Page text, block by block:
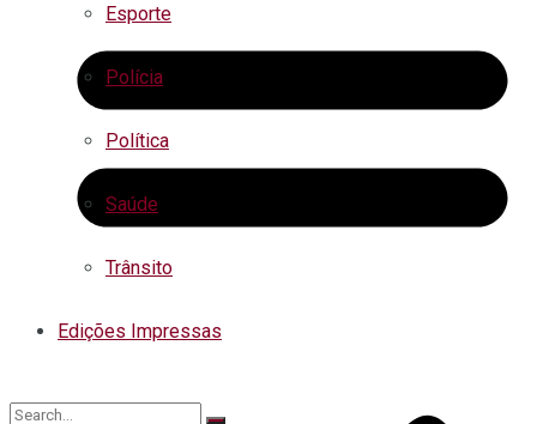
Esporte
Polícia
Política
Saúde
Trânsito
Edições Impressas